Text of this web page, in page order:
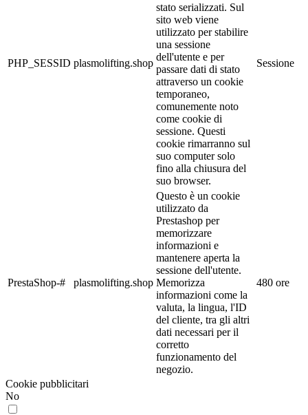
PHP_SESSID plasmolifting.shop
stato serializzati. Sul
sito web viene
utilizzato per stabilire
una sessione
dell'utente e per
passare dati di stato
attraverso un cookie
temporaneo,
comunemente noto
come cookie di
sessione. Questi
cookie rimarranno sul
suo computer solo
fino alla chiusura del
suo browser.
Sessione
PrestaShop-# plasmolifting.shop
Questo è un cookie
utilizzato da
Prestashop per
memorizzare
informazioni e
mantenere aperta la
sessione dell'utente.
Memorizza
informazioni come la
valuta, la lingua, l'ID
del cliente, tra gli altri
dati necessari per il
corretto
funzionamento del
negozio.
480 ore
Cookie pubblicitari
No